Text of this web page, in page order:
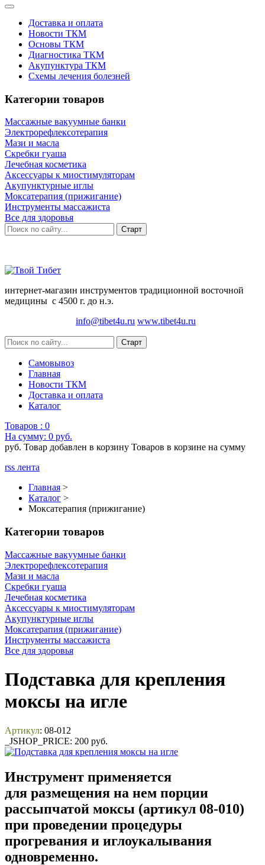
Доставка и оплата
Новости ТКМ
Основы ТКМ
Диагностика ТКМ
Акупунктура ТКМ
Схемы лечения болезней
Категории товаров
Массажные вакуумные банки
Электрорефлексотерапия
Мази и масла
Скребки гуаша
Лечебная косметика
Аксессуары к миостимуляторам
Акупунктурные иглы
Моксатерапия (прижигание)
Инструменты массажиста
Все для здоровья
интернет-магазин инструментов традиционной восточной
медицины с 4500 г. до н.э.
info@tibet4u.ru www.tibet4u.ru
Самовывоз
Главная
Новости ТКМ
Доставка и оплата
Каталог
Товаров : 0
На сумму: 0 руб.
руб. Товар добавлен в корзину Товаров в корзине на сумму
rss лента
Главная >
Каталог >
Моксатерапия (прижигание)
Категории товаров
Массажные вакуумные банки
Электрорефлексотерапия
Мази и масла
Скребки гуаша
Лечебная косметика
Аксессуары к миостимуляторам
Акупунктурные иглы
Моксатерапия (прижигание)
Инструменты массажиста
Все для здоровья
Подставка для крепления
моксы на игле
Артикул: 08-012
_JSHOP_PRICE: 200 руб.
Инструмент применяется
для размещения на нем порции
рассыпчатой моксы (артикул 08-010)
при проведении процедуры
прогревания и иглоукалывания
одновременно.